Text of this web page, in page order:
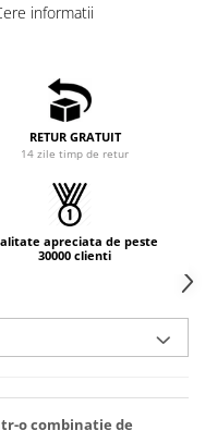
informatii
RETUR GRATUIT
14 zile timp de retur
apreciata de peste
30000 clienti
o combinatie de